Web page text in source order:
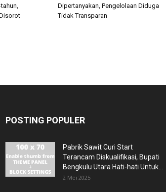
Dipertanyakan, Pengelolaan Diduga
Tidak Transparan
POSTING POPULER
Pabrik Sawit Curi Start
Terancam Diskualifikasi, Bupati
Bengkulu Utara Hati-hati Untuk...
2 Mei 2025